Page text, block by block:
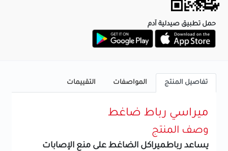
حمل تطبيق صيدلية آدم
تفاصيل المنتج المواصفات التقييمات
ميراسي رباط ضاغط
وصف المنتج
يساعد رباطميراكل الضاغط على منع الإصابات